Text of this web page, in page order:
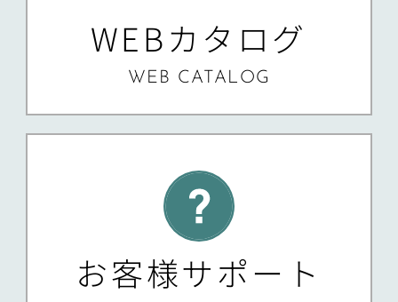
WEBカタログ
WEB CATALOG
お客様サポート